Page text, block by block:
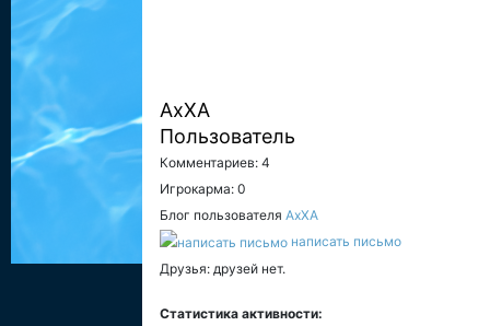
AxXA
Пользователь
Комментариев: 4
Игрокарма: 0
Блог пользователя AxXA
написать письмо
Друзья: друзей нет.
Статистика активности: